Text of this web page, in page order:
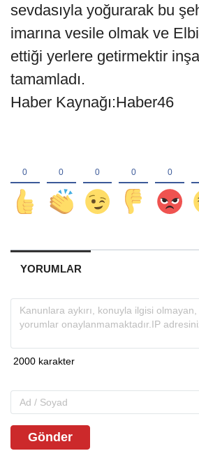
sevdasıyla yoğurarak bu
imarına vesile olmak ve
ettiği yerlere getirmektir
tamamladı.
Haber Kaynağı:Haber46
YORUMLAR
Gönder